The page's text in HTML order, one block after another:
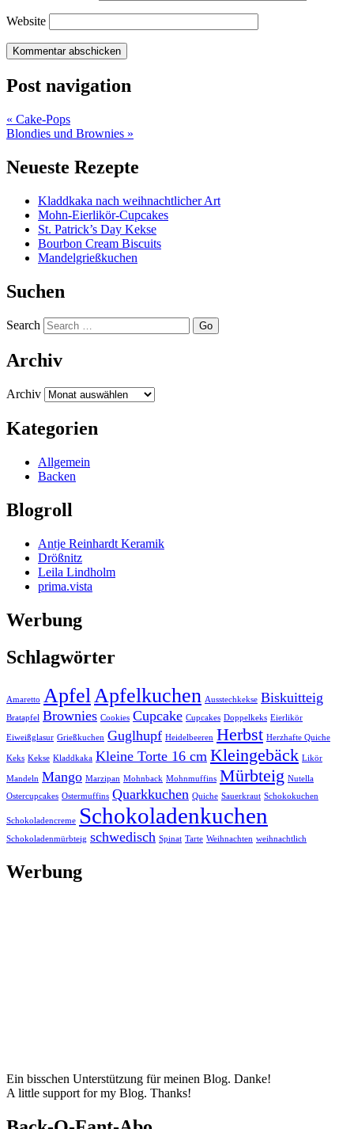
Website
Post navigation
« Cake-Pops
Blondies und Brownies »
Neueste Rezepte
Kladdkaka nach weihnachtlicher Art
Mohn-Eierlikör-Cupcakes
St. Patrick’s Day Kekse
Bourbon Cream Biscuits
Mandelgrießkuchen
Suchen
Search
Archiv
Archiv
Kategorien
Allgemein
Backen
Blogroll
Antje Reinhardt Keramik
Drößnitz
Leila Lindholm
prima.vista
Werbung
Schlagwörter
Amaretto Apfel Apfelkuchen Ausstechkekse Biskuitteig
Bratapfel Brownies Cookies Cupcake Cupcakes Doppelkeks Eierlikör
Eiweißglasur Grießkuchen Guglhupf Heidelbeeren Herbst Herzhafte Quiche
Keks Kekse Kladdkaka Kleine Torte 16 cm Kleingebäck Likör
Mandeln Mango Marzipan Mohnback Mohnmuffins Mürbteig Nutella
Ostercupcakes Ostermuffins Quarkkuchen Quiche Sauerkraut Schokokuchen
Schokoladencreme Schokoladenkuchen
Schokoladenmürbteig schwedisch Spinat Tarte Weihnachten weihnachtlich
Werbung
Ein bisschen Unterstützung für meinen Blog. Danke!
A little support for my Blog. Thanks!